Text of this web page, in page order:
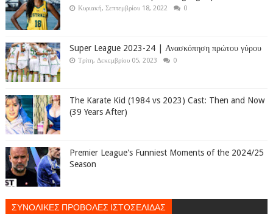
Κυριακή, Σεπτεμβρίου 18, 2022 0
Super League 2023-24 | Ανασκόπηση πρώτου γύρου
Τρίτη, Δεκεμβρίου 05, 2023 0
The Karate Kid (1984 vs 2023) Cast: Then and Now
(39 Years After)
Premier League's Funniest Moments of the 2024/25
Season
ΣΥΝΟΛΙΚΕΣ ΠΡΟΒΟΛΕΣ ΙΣΤΟΣΕΛΙΔΑΣ